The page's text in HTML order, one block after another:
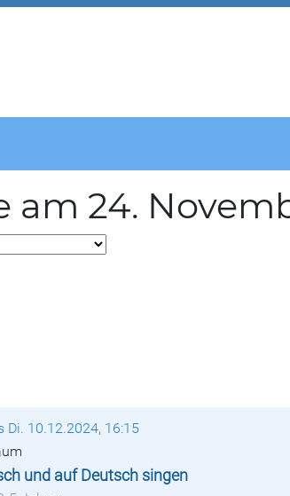
am 24.
Di. 10.12.2024, 16:15
und auf Deutsch singen